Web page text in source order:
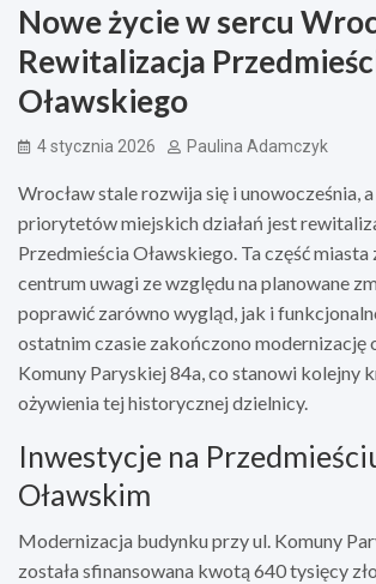
Nowe życie w sercu
Rewitalizacja
Oławskiego
4 stycznia 2026 Paulina Adamczyk
Wrocław stale rozwija się i unowocześnia,
priorytetów miejskich działań jest
Przedmieścia Oławskiego. Ta część miasta
centrum uwagi ze względu na planowane
poprawić zarówno wygląd, jak i
ostatnim czasie zakończono modernizację
Komuny Paryskiej 84a, co stanowi kolejny
ożywienia tej historycznej dzielnicy.
Inwestycje na
Oławskim
Modernizacja budynku przy ul. Komuny
została sfinansowana kwotą 640 tysięcy